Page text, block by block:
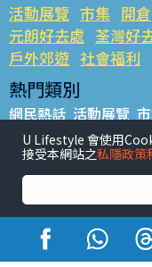
活動展覽 市集 開倉
元朗好去處 荃灣好
戶外郊遊 社會福利
熱門類別
網民熱話 活動展覽
銅鑼灣好去處 元朗好
餐廳情報 戶外郊遊
熱門標籤
#UGO搵好去處 #人
#親子玩樂好去處
#UJetso禮物放送
U Lifestyle 會使用
接受本網站之私隱政策